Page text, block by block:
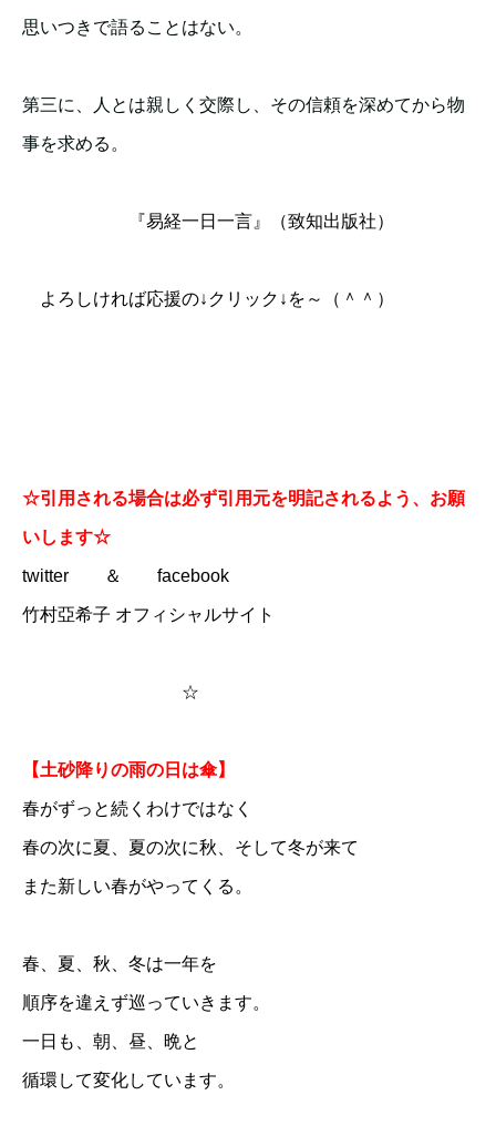
思いつきで語ることはない。
第三に、人とは親しく交際し、その信頼を深めてから物
事を求める。
『易経一日一言』（致知出版社）
よろしければ応援の↓クリック↓を～（＾＾）
☆引用される場合は必ず引用元を明記されるよう、お願
いします☆
twitter ＆ facebook
竹村亞希子 オフィシャルサイト
☆
【土砂降りの雨の日は傘】
春がずっと続くわけではなく
春の次に夏、夏の次に秋、そして冬が来て
また新しい春がやってくる。
春、夏、秋、冬は一年を
順序を違えず巡っていきます。
一日も、朝、昼、晩と
循環して変化しています。